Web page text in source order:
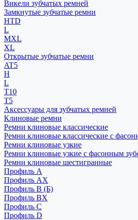
Викели зубчатых ремней
Замкнутые зубчатые ремни
HTD
L
MXL
XL
Открытые зубчатые ремни
AT5
H
L
T10
T5
Аксессуары для зубчатых ремней
Клиновые ремни
Ремни клиновые классические
Ремни клиновые классические с
Ремни клиновые узкие
Ремни клиновые узкие с фасонным
Ремни клиновые шестигранные
Профиль A
Профиль AX
Профиль B (Б)
Профиль BX
Профиль C
Профиль D